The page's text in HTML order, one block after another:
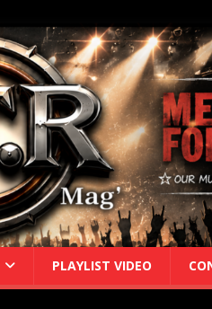
PLAYLIST VIDEO